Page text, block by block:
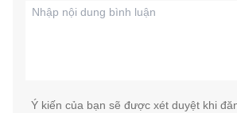
Ý kiến của bạn sẽ được xét duyệt khi